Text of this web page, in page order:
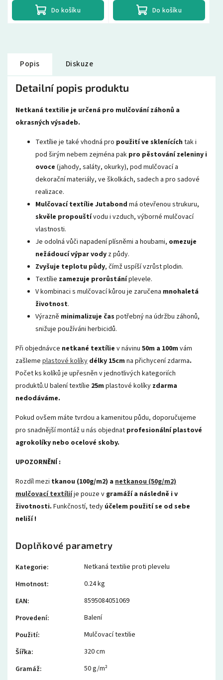
Do košíku Do košíku
Popis Diskuze
Detailní popis produktu
Netkaná textilie je určená pro mulčování záhonů a
okrasných výsadeb.
Textílie je také vhodná pro použití ve sklenících tak i
pod širým nebem zejména pak pro pěstování zeleniny i
ovoce (jahody, saláty, okurky), pod mulčovací a
dekorační materiály, ve školkách, sadech a pro sadové
realizace.
Mulčovací textílie Jutabond má otevřenou strukuru,
skvěle propouštívodu i vzduch, výborné mulčovací
vlastnosti.
Je odolná vůči napadení plísněmi a houbami, omezuje
nežádoucí výpar vody z půdy.
Zvyšuje teplotu půdy, čímž uspíší vzrůst plodin.
Textílie zamezuje prorůstáníplevele.
V kombinaci s mulčovací kůrou je zaručena mnohaletá
životnost.
Výrazně minimalizuje čas potřebný na údržbu záhonů,
snižuje používáni herbicidů.
Při objednávce netkané textílie v návinu 50m a 100m vám
zašleme plastové kolíky délky 15cm na přichycení zdarma.
Počet ks kolíků je upřesněn v jednotlivých kategoriích
produktů.U balení textílie 25m plastové kolíky zdarma
nedodáváme.
Pokud ovšem máte tvrdou a kamenitou půdu, doporučujeme
pro snadnější montáž u nás objednat profesionální plastové
agrokolíky nebo ocelové skoby.
UPOZORNĚNÍ :
Rozdíl mezi tkanou (100g/m2) a netkanou (50g/m2)
mulčovací textíliíje pouze v gramáží a následně i v
životnosti. Funkčností, tedy účelem použití se od sebe
neliší !
Doplňkové parametry
Kategorie:
Netkaná textilie proti plevelu
Hmotnost:
0.24 kg
EAN:
8595084051069
Provedení:
Balení
Použití:
Mulčovací textilie
Šířka:
320 cm
Gramáž:
50 g/m²